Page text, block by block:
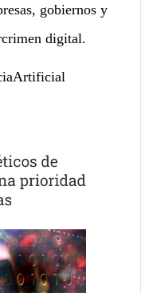
gobiernos y
digital.